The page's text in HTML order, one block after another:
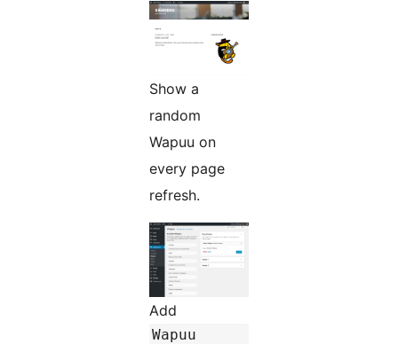
Show a
random
Wapuu on
every page
refresh.
Add
Wapuu